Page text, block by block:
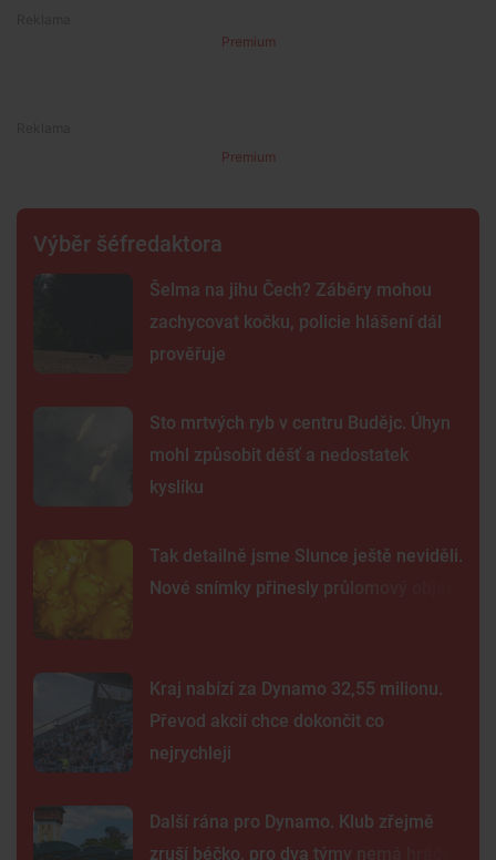
Premium
Premium
Výběr šéfredaktora
Šelma na jihu Čech? Záběry mohou
zachycovat kočku, policie hlášení dál
prověřuje
Sto mrtvých ryb v centru Budějc. Úhyn
mohl způsobit déšť a nedostatek
kyslíku
Tak detailně jsme Slunce ještě neviděli.
Nové snímky přinesly průlomový objev
Kraj nabízí za Dynamo 32,55 milionu.
Převod akcií chce dokončit co
nejrychleji
Další rána pro Dynamo. Klub zřejmě
zruší béčko, pro dva týmy nemá hráče